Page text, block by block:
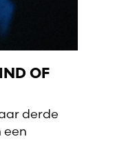
OF
derde
een